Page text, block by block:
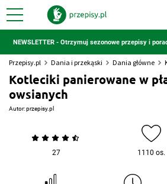
NEWSLETTER - Otrzymuj sezonowe przepisy i
Przepisy.pl Dania i przekąski Dania główne
Kotleciki panierowane w
owsianych
Autor:przepisy.pl
27 1110 os.